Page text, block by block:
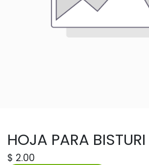
HOJA PARA BISTURI
$ 2.00